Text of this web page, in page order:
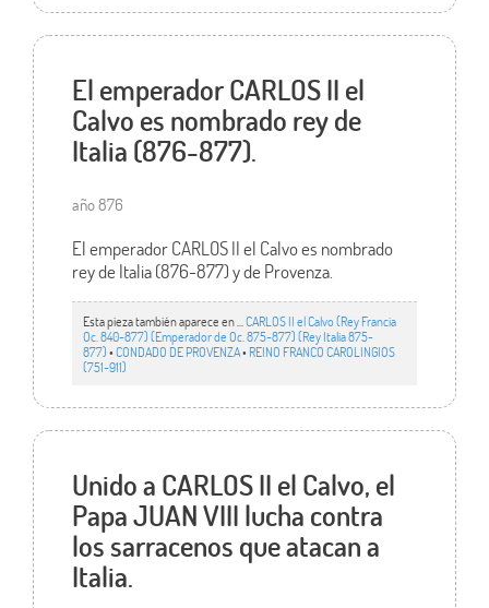
El emperador CARLOS II el
Calvo es nombrado rey de
Italia (876-877).
año 876
El emperador CARLOS II el Calvo es nombrado
rey de Italia (876-877) y de Provenza.
Esta pieza también aparece en ... CARLOS II el Calvo (Rey Francia
Oc. 840-877) (Emperador de Oc. 875-877) (Rey Italia 875-
877)•CONDADO DE PROVENZA• REINO FRANCO CAROLINGIOS
(751-911)
Unido a CARLOS II el Calvo, el
Papa JUAN VIII lucha contra
los sarracenos que atacan a
Italia.